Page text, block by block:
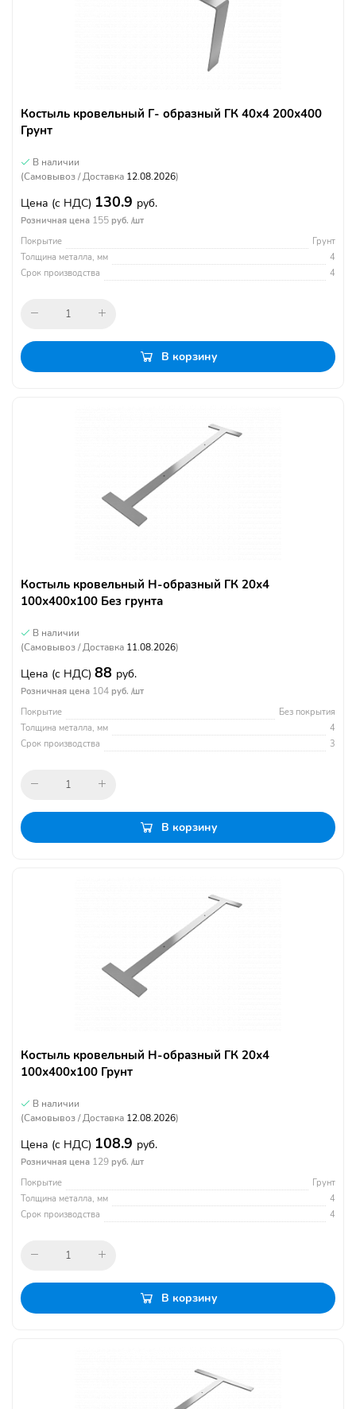
Костыль кровельный Г- образный ГК 40х4 200х400
Грунт
В наличии
(Самовывоз / Доставка 12.08.2026)
Цена (с НДС) 130.9 руб.
Розничная цена 155 руб. /шт
Покрытие
Грунт
Толщина металла, мм
4
Срок производства
4
В корзину
Костыль кровельный Н-образный ГК 20х4
100х400х100 Без грунта
В наличии
(Самовывоз / Доставка 11.08.2026)
Цена (с НДС) 88 руб.
Розничная цена 104 руб. /шт
Покрытие
Без покрытия
Толщина металла, мм
4
Срок производства
3
В корзину
Костыль кровельный Н-образный ГК 20х4
100х400х100 Грунт
В наличии
(Самовывоз / Доставка 12.08.2026)
Цена (с НДС) 108.9 руб.
Розничная цена 129 руб. /шт
Покрытие
Грунт
Толщина металла, мм
4
Срок производства
4
В корзину